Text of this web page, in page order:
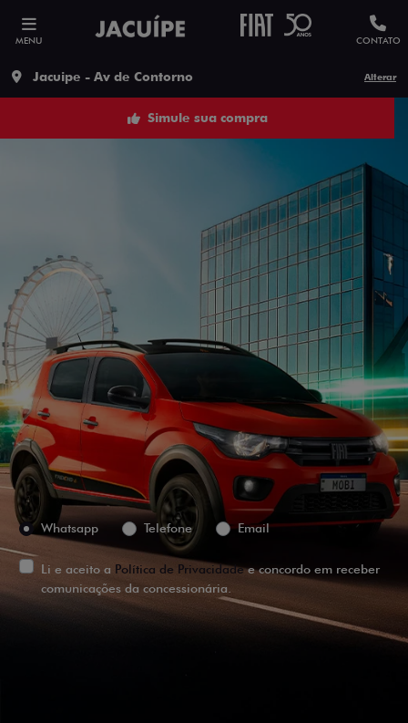
MENU CONTATO
Jacuipe - Av de Contorno Alterar
ESTOU INTERESSADO
Versão escolhida
Preferência de contato:
Whatsapp
Telefone Email
Li e aceito a Política de Privacidadee concordo em receber
comunicações da concessionária.
Simule sua compra